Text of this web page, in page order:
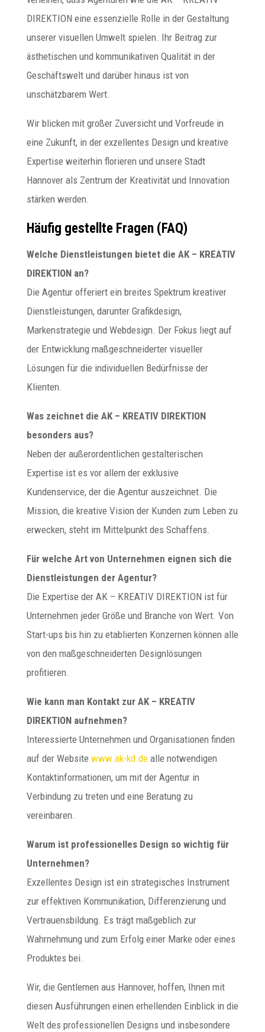
DIREKTION eine essenzielle Rolle in der Gestaltung
unserer visuellen Umwelt spielen. Ihr Beitrag zur
ästhetischen und kommunikativen Qualität in der
Geschäftswelt und darüber hinaus ist von
unschätzbarem Wert.
Wir blicken mit großer Zuversicht und Vorfreude in
eine Zukunft, in der exzellentes Design und kreative
Expertise weiterhin florieren und unsere Stadt
Hannover als Zentrum der Kreativität und Innovation
stärken werden.
Häufig gestellte Fragen (FAQ)
Welche Dienstleistungen bietet die AK – KREATIV
DIREKTION an?
Die Agentur offeriert ein breites Spektrum kreativer
Dienstleistungen, darunter Grafikdesign,
Markenstrategie und Webdesign. Der Fokus liegt auf
der Entwicklung maßgeschneiderter visueller
Lösungen für die individuellen Bedürfnisse der
Klienten.
Was zeichnet die AK – KREATIV DIREKTION
besonders aus?
Neben der außerordentlichen gestalterischen
Expertise ist es vor allem der exklusive
Kundenservice, der die Agentur auszeichnet. Die
Mission, die kreative Vision der Kunden zum Leben zu
erwecken, steht im Mittelpunkt des Schaffens.
Für welche Art von Unternehmen eignen sich die
Dienstleistungen der Agentur?
Die Expertise der AK – KREATIV DIREKTION ist für
Unternehmen jeder Größe und Branche von Wert. Von
Start-ups bis hin zu etablierten Konzernen können alle
von den maßgeschneiderten Designlösungen
profitieren.
Wie kann man Kontakt zur AK – KREATIV
DIREKTION aufnehmen?
Interessierte Unternehmen und Organisationen finden
auf der Website www.ak-kd.dealle notwendigen
Kontaktinformationen, um mit der Agentur in
Verbindung zu treten und eine Beratung zu
vereinbaren.
Warum ist professionelles Design so wichtig für
Unternehmen?
Exzellentes Design ist ein strategisches Instrument
zur effektiven Kommunikation, Differenzierung und
Vertrauensbildung. Es trägt maßgeblich zur
Wahrnehmung und zum Erfolg einer Marke oder eines
Produktes bei.
Wir, die Gentlemen aus Hannover, hoffen, Ihnen mit
diesen Ausführungen einen erhellenden Einblick in die
Welt des professionellen Designs und insbesondere